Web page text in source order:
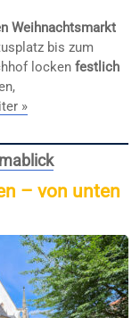
Weihnachtsmarkt
bis zum
locken festlich
»
– von unten